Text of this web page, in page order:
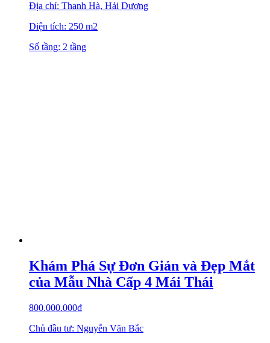
Địa chỉ: Thanh Hà, Hải Dương
Diện tích: 250 m2
Số tầng: 2 tầng
Khám Phá Sự Đơn Giản và Đẹp Mắt
của Mẫu Nhà Cấp 4 Mái Thái
800.000.000₫
Chủ đầu tư: Nguyễn Văn Bắc